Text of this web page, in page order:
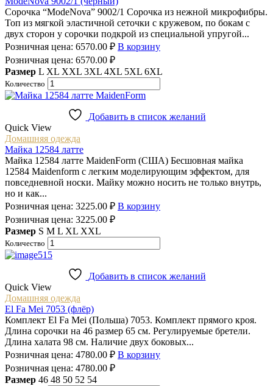
Сорочка “ModeNova” 9002/1 Сорочка из нежной микрофибры.
Топ из мягкой эластичной сеточки с кружевом, по бокам с
двух сторон у сорочки подкрой из специальной упругой...
Розничная цена: 6570.00 ₽ В корзину
Розничная цена: 6570.00 ₽
Размер L XL XXL 3XL 4XL 5XL 6XL
Количество
Добавить в список желаний
Quick View
Домашняя одежда
Майка 12584 латте
Майка 12584 латте MaidenForm (США) Бесшовная майка
12584 Maidenform с легким моделирующим эффектом, для
повседневной носки. Майку можно носить не только внутрь,
но и как...
Розничная цена: 3225.00 ₽ В корзину
Розничная цена: 3225.00 ₽
Размер S M L XL XXL
Количество
Добавить в список желаний
Quick View
Домашняя одежда
El Fa Mеi 7053 (флёр)
Комплект El Fa Mеi (Польша) 7053. Комплект прямого кроя.
Длина сорочки на 46 размер 65 см. Регулируемые бретели.
Длина халата 98 см. Наличие двух боковых...
Розничная цена: 4780.00 ₽ В корзину
Розничная цена: 4780.00 ₽
Размер 46 48 50 52 54